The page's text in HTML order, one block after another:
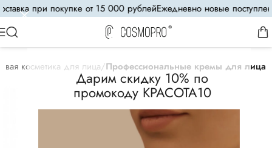
Дарим скидку 10% по
промокоду КРАСОТА10
при покупке от 15 000 рублейЕжедневно новые поступления
косметика для лица Профессиональные кремы для лица